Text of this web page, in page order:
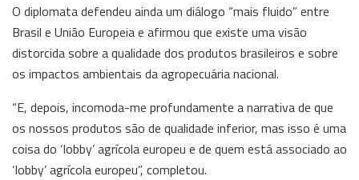
O diplomata defendeu ainda um diálogo “mais fluido” entre
Brasil e União Europeia e afirmou que existe uma visão
distorcida sobre a qualidade dos produtos brasileiros e sobre
os impactos ambientais da agropecuária nacional.
“E, depois, incomoda-me profundamente a narrativa de que
os nossos produtos são de qualidade inferior, mas isso é uma
coisa do ‘lobby’ agrícola europeu e de quem está associado ao
‘lobby’ agrícola europeu”, completou.